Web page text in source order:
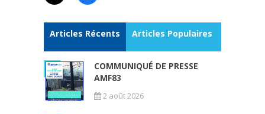
Articles Récents Articles Populaires
COMMUNIQUÉ DE PRESSE
AMF83
2 août 2026